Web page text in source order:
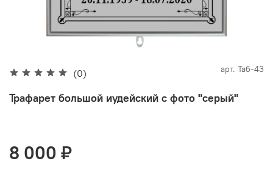
(0) арт. Таб-43
Трафарет большой иудейский с фото "серый"
8 000 ₽